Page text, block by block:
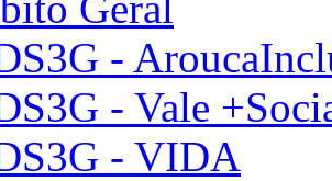
-
- Vale
- VIDA